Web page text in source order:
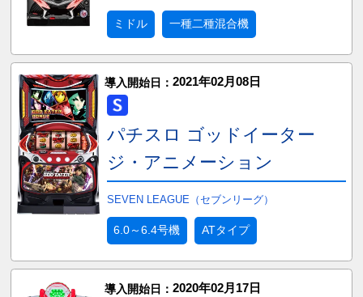
ミドル 一種二種混合機
導入開始日： 2021年02月08日
パチスロ ゴッドイーター
ジ・アニメーション
SEVEN LEAGUE（セブンリーグ）
6.0～6.4号機 ATタイプ
導入開始日： 2020年02月17日